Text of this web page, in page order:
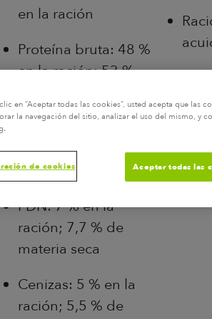
en la ración
Proteína bruta: 48 %
en la ración; 53 %
Grasa bruta: 1 % en
la ración; 1,1 % de
materia seca
FDN: 7 % en la
ración; 7,7 % de
materia seca
Cenizas: 5 % en la
ración; 5,5 % de
en “Aceptar todas las cookies”, usted acepta que las
la navegación del sitio, analizar el uso del mismo, y
de cookies Aceptar todas las